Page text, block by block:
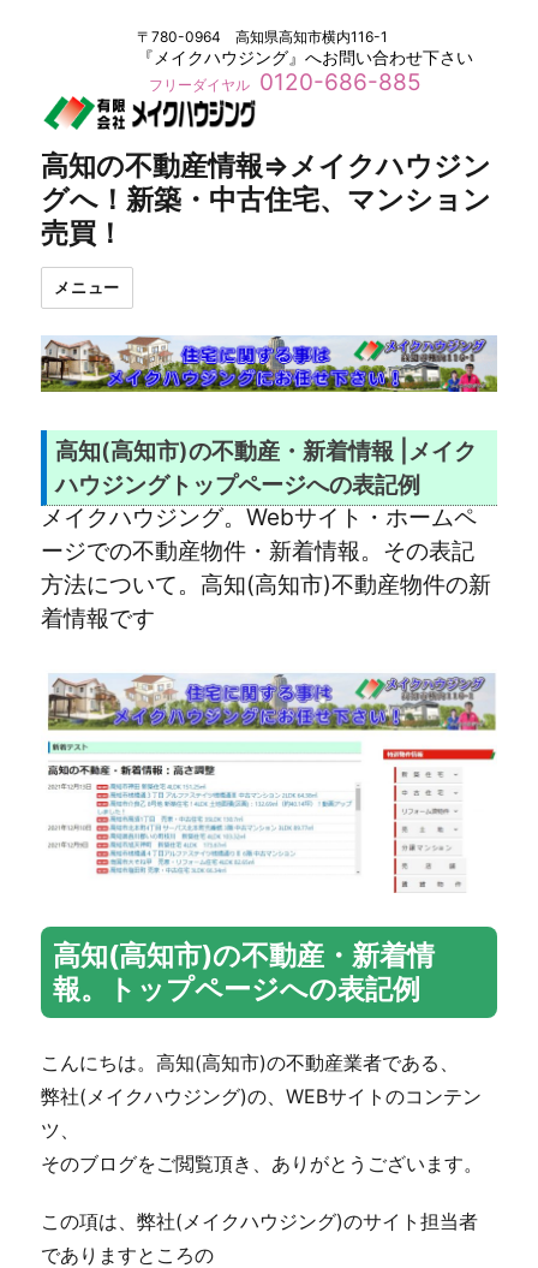
〒780-0964 高知県高知市横内116-1
『メイクハウジング』へお問い合わせ下さい
フリーダイヤル 0120-686-885
高知の不動産情報⇒メイクハウジン
グへ！新築・中古住宅、マンション
売買！
メニュー
高知(高知市)の不動産・新着情報 |メイク
ハウジングトップページへの表記例
メイクハウジング。Webサイト・ホームペ
ージでの不動産物件・新着情報。その表記
方法について。高知(高知市)不動産物件の新
着情報です
高知(高知市)の不動産・新着情
報。トップページへの表記例
こんにちは。高知(高知市)の不動産業者である、
弊社(メイクハウジング)の、WEBサイトのコンテン
ツ、
そのブログをご閲覧頂き、ありがとうございます。
この項は、弊社(メイクハウジング)のサイト担当者
でありますところの